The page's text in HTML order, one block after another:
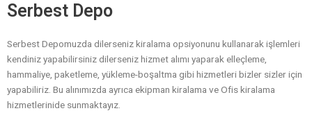
Serbest Depo
Serbest Depomuzda dilerseniz kiralama opsiyonunu kullanarak işlemleri
kendiniz yapabilirsiniz dilerseniz hizmet alımı yaparak elleçleme,
hammaliye, paketleme, yükleme-boşaltma gibi hizmetleri bizler sizler için
yapabiliriz. Bu alınımızda ayrıca ekipman kiralama ve Ofis kiralama
hizmetlerinide sunmaktayız.